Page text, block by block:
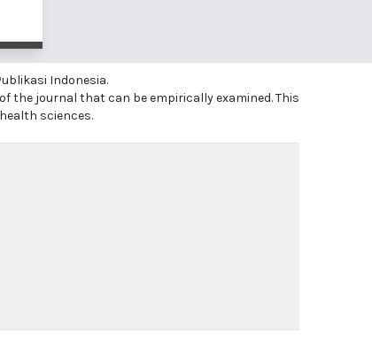
Indonesia.
the journal that can be empirically examined. This
sciences.